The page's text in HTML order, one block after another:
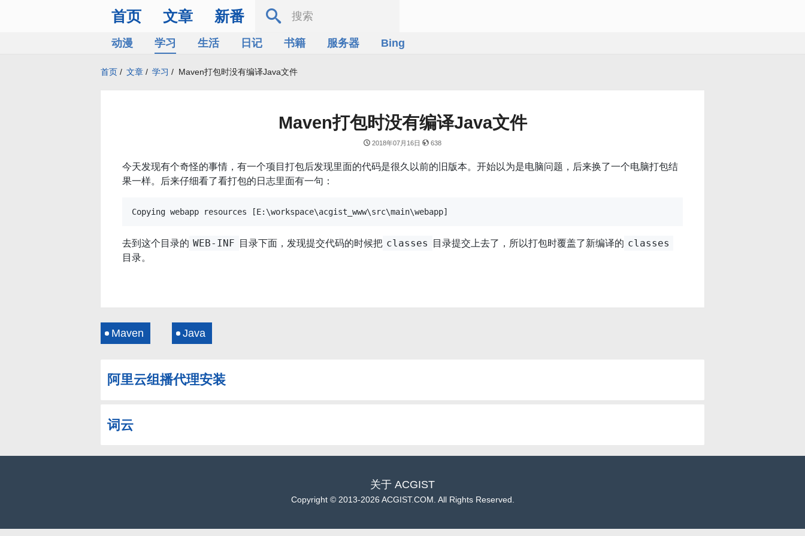
首页 文章 新番
动漫 学习 生活 日记 书籍 服务器 Bing
首页 / 文章 / 学习 / Maven打包时没有编译Java文件
Maven打包时没有编译Java文件
2018年07月16日 638
今天发现有个奇怪的事情，有一个项目打包后发现里面的代码是很久以前的旧版本。开始以为是电脑问题，后来换了一个电脑打包结
果一样。后来仔细看了看打包的日志里面有一句：
去到这个目录的 WEB-INF 目录下面，发现提交代码的时候把 classes 目录提交上去了，所以打包时覆盖了新编译的 classes
目录。
Maven Java
阿里云组播代理安装
词云
关于 ACGIST
Copyright ©2013-2026 ACGIST.COM. All Rights Reserved.